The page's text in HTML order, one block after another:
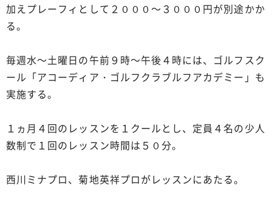
加えプレーフィとして２０００～３０００円が別途かか
る。
毎週水～土曜日の午前９時～午後４時には、ゴルフスク
ール「アコーディア・ゴルフクラブルフアカデミー」も
実施する。
１ヵ月４回のレッスンを１クールとし、定員４名の少人
数制で１回のレッスン時間は５０分。
西川ミナプロ、菊地英祥プロがレッスンにあたる。